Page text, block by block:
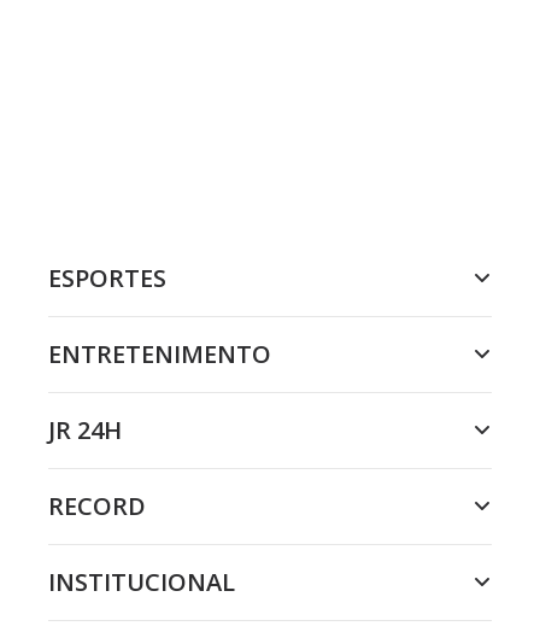
ESPORTES
ENTRETENIMENTO
JR 24H
RECORD
INSTITUCIONAL